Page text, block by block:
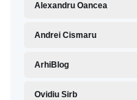
Alexandru Oancea
Andrei Cismaru
ArhiBlog
Ovidiu Sirb